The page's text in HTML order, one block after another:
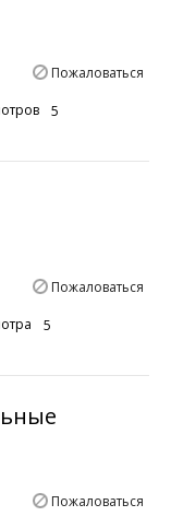
Пожаловаться
5
Пожаловаться
5
Пожаловаться